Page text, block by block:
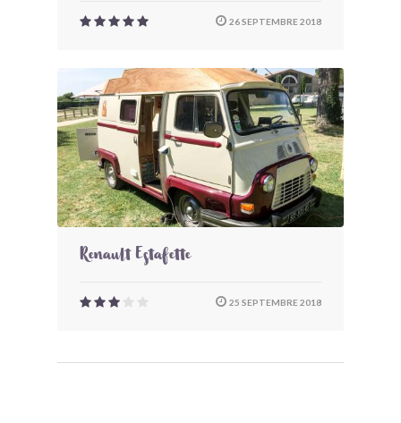
26 SEPTEMBRE 2018
Renault Estafette
25 SEPTEMBRE 2018